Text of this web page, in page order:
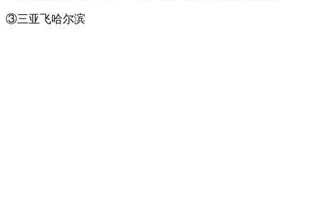
③三亚飞哈尔滨